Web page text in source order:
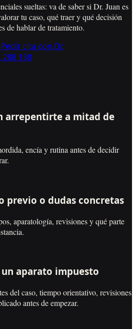
sueltas: va de saber si Dr. Juan es
tu caso, qué traer y qué decisión
de hablar de tratamiento.
Pedir cita con Dr.
288 138
arrepentirte a mitad de
encía y rutina antes de decidir
previo o dudas concretas
aparatología, revisiones y qué parte
aparato impuesto
del caso, tiempo orientativo, revisiones
antes de empezar.